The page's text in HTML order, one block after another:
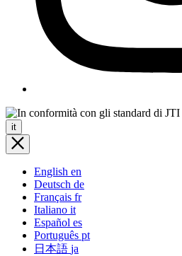
it
English en
Deutsch de
Français fr
Italiano it
Español es
Português pt
日本語 ja